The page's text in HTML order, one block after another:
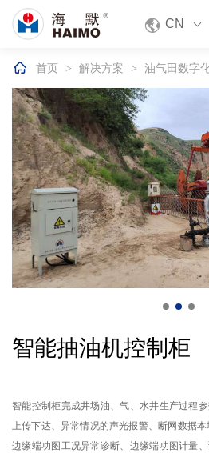
 CN
 首页 > 解决方案 > 油气田数字
智能抽油机控制柜
智能控制柜完成井场油、气、水井生产过程
上传下达、异常情况的声光报警、断网数据
边缘端功图工况异常诊断、边缘端功图计量